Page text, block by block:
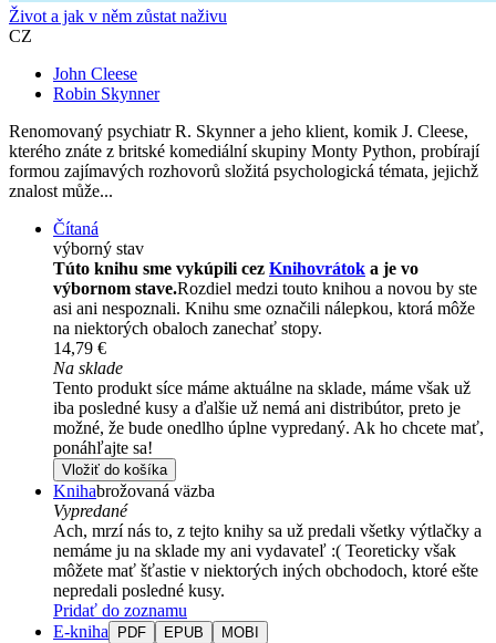
Život a jak v něm zůstat naživu
CZ
John Cleese
Robin Skynner
Renomovaný psychiatr R. Skynner a jeho klient, komik J. Cleese,
kterého znáte z britské komediální skupiny Monty Python, probírají
formou zajímavých rozhovorů složitá psychologická témata, jejichž
znalost může...
Čítaná
výborný stav
Túto knihu sme vykúpili cez Knihovrátok a je vo
výbornom stave.Rozdiel medzi touto knihou a novou by ste
asi ani nespoznali. Knihu sme označili nálepkou, ktorá môže
na niektorých obaloch zanechať stopy.
14,79 €
Na sklade
Tento produkt síce máme aktuálne na sklade, máme však už
iba posledné kusy a ďalšie už nemá ani distribútor, preto je
možné, že bude onedlho úplne vypredaný. Ak ho chcete mať,
ponáhľajte sa!
Vložiť do košíka
Knihabrožovaná väzba
Vypredané
Ach, mrzí nás to, z tejto knihy sa už predali všetky výtlačky a
nemáme ju na sklade my ani vydavateľ :( Teoreticky však
môžete mať šťastie v niektorých iných obchodoch, ktoré ešte
nepredali posledné kusy.
Pridať do zoznamu
E-kniha
PDF EPUB MOBI